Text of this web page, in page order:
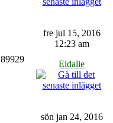
89929
fre jul 15, 2016
12:23 am
Eldalie
sön jan 24, 2016